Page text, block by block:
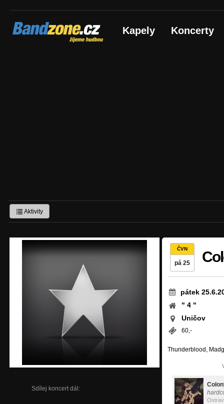
Bandzone.cz
žijeme hudbou Kapely Koncerty
Aktivity
Sdílej koncert dál:
ČVN
pá 25
pátek
" 4 "
Uničov
60,-
Thunderblood,